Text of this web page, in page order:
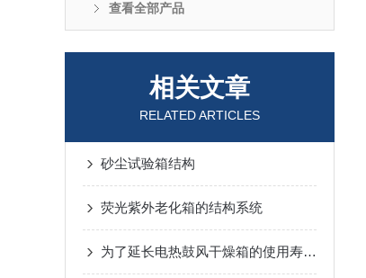
查看全部产品
相关文章
RELATED ARTICLES
砂尘试验箱结构
荧光紫外老化箱的结构系统
为了延长电热鼓风干燥箱的使用寿命，日常保养工作可少不了